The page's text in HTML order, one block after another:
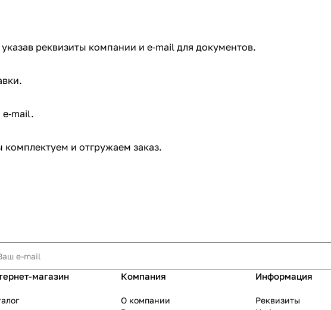
реквизиты компании и e‑mail для документов.
и отгружаем заказ.​
магазин Компания
О компании
Информация
Реквизиты